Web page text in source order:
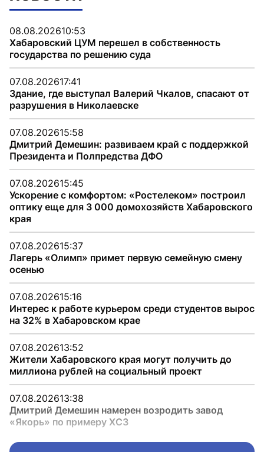
08.08.202610:53
Хабаровский ЦУМ перешел в собственность
государства по решению суда
07.08.202617:41
Здание, где выступал Валерий Чкалов, спасают от
разрушения в Николаевске
07.08.202615:58
Дмитрий Демешин: развиваем край с поддержкой
Президента и Полпредства ДФО
07.08.202615:45
Ускорение с комфортом: «Ростелеком» построил
оптику еще для 3 000 домохозяйств Хабаровского
края
07.08.202615:37
Лагерь «Олимп» примет первую семейную смену
осенью
07.08.202615:16
Интерес к работе курьером среди студентов вырос
на 32% в Хабаровском крае
07.08.202613:52
Жители Хабаровского края могут получить до
миллиона рублей на социальный проект
07.08.202613:38
Дмитрий Демешин намерен возродить завод
«Якорь» по примеру ХСЗ